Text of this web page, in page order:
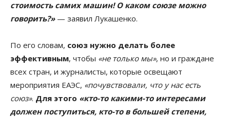
стоимость самих машин! О каком союзе можно
говорить?»— заявил Лукашенко.
По его словам, союз нужно делать более
эффективным, чтобы «не только мы», но и граждане
всех стран, и журналисты, которые освещают
мероприятия ЕАЭС, «почувствовали, что у нас есть
союз». Для этого «кто-то какими-то интересами
должен поступиться, кто-то в большей степени,